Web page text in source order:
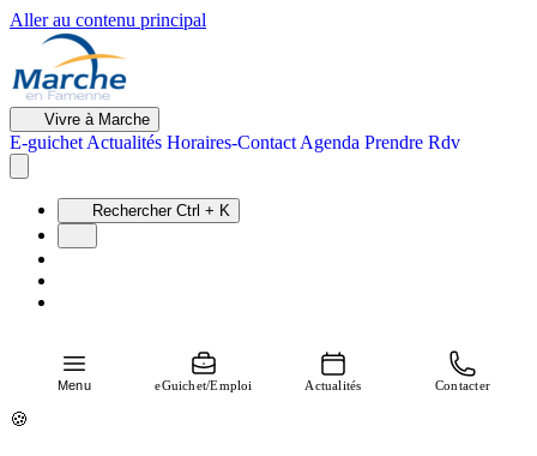
Aller au contenu principal
Vivre à Marche
E-guichet Actualités Horaires-Contact Agenda Prendre Rdv
Rechercher Ctrl + K
Menu eGuichet/Emploi Actualités Contacter
🍪